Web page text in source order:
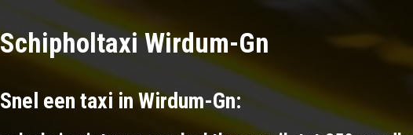
Schipholtaxi Wirdum-Gn
Snel een taxi in Wirdum-Gn: